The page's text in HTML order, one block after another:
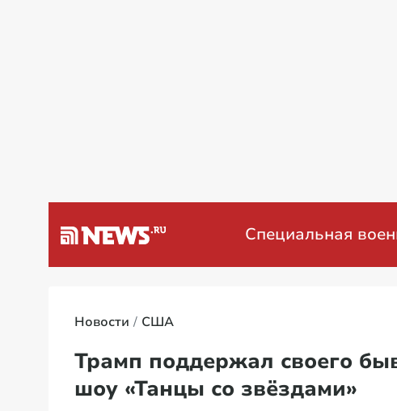
Специальная военная
Новости США
Трамп поддержал своего
шоу «Танцы со звёздами»